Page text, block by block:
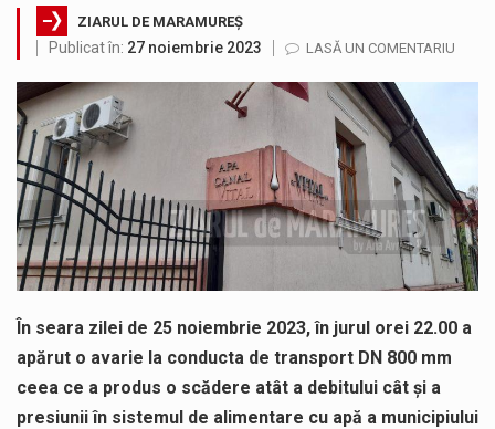
Municipiul Baia Mare, prin Serviciul Public Comunitar Local de Evidență a Persoanelor - Serviciul Evidența Persoanelor, îi informează pe cetățenii…
Fostul deputat si primar Cătălin Cherecheș a fost invitat la Horia Nasra Show unde a sustinut o dezbatere pe teme…
Pompierii militari si un echipaj SMURD au intervenit in aceasta dimineata la degajarea unei persoane care a fost găsită spânzurată…
Liceul Ucrainean „Taras Șevcenko” din Sighetu Marmației, singurul liceu din România cu predare în limba ucraineană, are potențialul de a-și…
Proiectul pentru reconstrucția definitivă a podului peste râul Săsar din Baia Mare avansează într-o nouă etapă concretă. După asigurarea finanțării…
ZIARUL DE MARAMUREȘ
Publicat în: 27 noiembrie 2023 LASĂ UN COMENTARIU
În seara zilei de 25 noiembrie 2023, în jurul orei 22.00 a
apărut o avarie la conducta de transport DN 800 mm
ceea ce a produs o scădere atât a debitului cât și a
presiunii în sistemul de alimentare cu apă a municipiului